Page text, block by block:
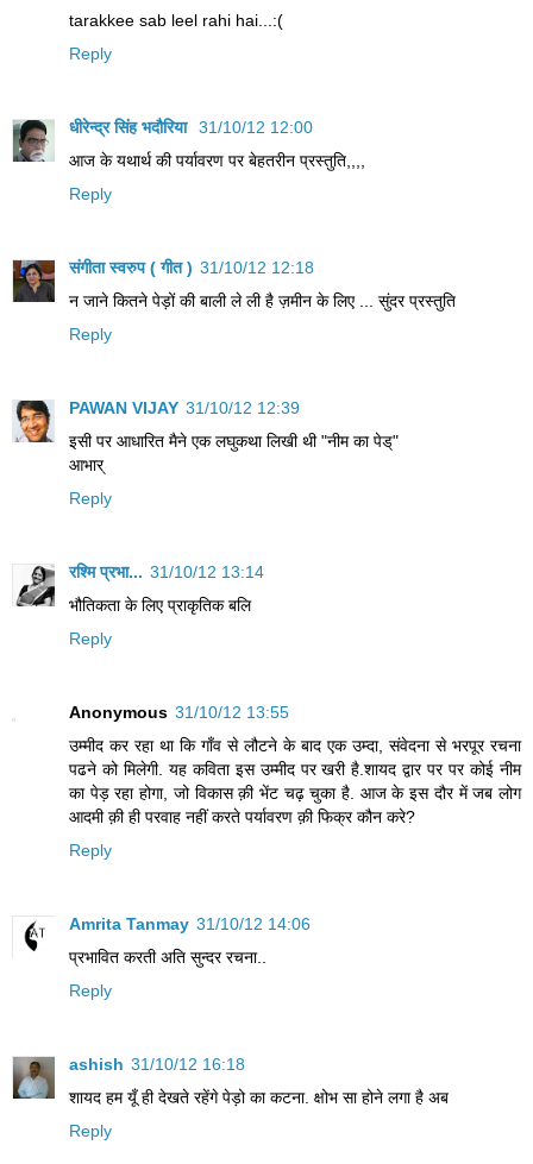
tarakkee sab leel rahi hai...:(
Reply
धीरेन्द्र सिंह भदौरिया 31/10/12 12:00
आज के यथार्थ की पर्यावरण पर बेहतरीन प्रस्तुति,,,,
Reply
संगीता स्वरुप ( गीत ) 31/10/12 12:18
न जाने कितने पेड़ों की बाली ले ली है ज़मीन के लिए ... सुंदर प्रस्तुति
Reply
PAWAN VIJAY 31/10/12 12:39
इसी पर आधारित मैने एक लघुकथा लिखी थी "नीम का पेड्"
आभार्
Reply
रश्मि प्रभा... 31/10/12 13:14
भौतिकता के लिए प्राकृतिक बलि
Reply
Anonymous 31/10/12 13:55
उम्मीद कर रहा था कि गाँव से लौटने के बाद एक उम्दा, संवेदना से भरपूर रचना
पढने को मिलेगी. यह कविता इस उम्मीद पर खरी है.शायद द्वार पर पर कोई नीम
का पेड़ रहा होगा, जो विकास क़ी भेंट चढ़ चुका है. आज के इस दौर में जब लोग
आदमी क़ी ही परवाह नहीं करते पर्यावरण क़ी फिक्र कौन करे?
Reply
Amrita Tanmay 31/10/12 14:06
प्रभावित करती अति सुन्दर रचना..
Reply
ashish 31/10/12 16:18
शायद हम यूँ ही देखते रहेंगे पेड़ो का कटना. क्षोभ सा होने लगा है अब
Reply